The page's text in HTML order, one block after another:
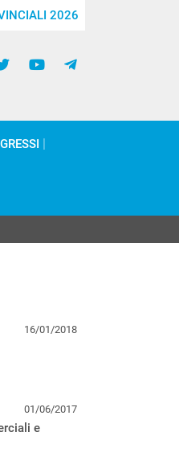
2026
16/01/2018
01/06/2017
e